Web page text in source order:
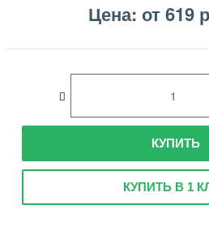
Цена: от 619
КУПИТЬ
КУПИТЬ В 1